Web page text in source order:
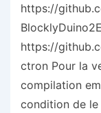
https://
https://
ctron Pour la
compilation
condition de le